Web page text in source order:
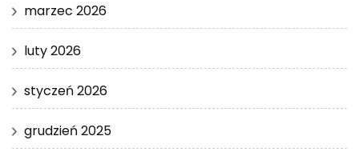
marzec 2026
luty 2026
styczeń 2026
grudzień 2025